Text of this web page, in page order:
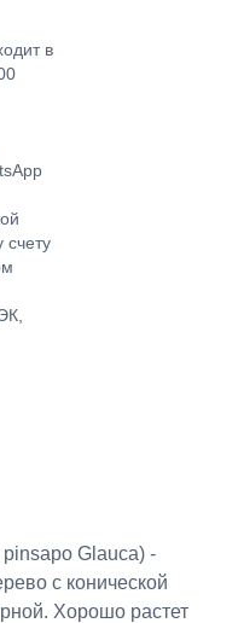
в
счету
pinsapo Glauca) -
с конической
Хорошо растет